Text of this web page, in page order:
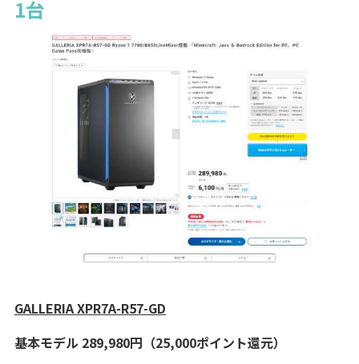
1台
GALLERIA XPR7A-R57-GD
基本モデル 289,980円（25,000ポイント還元）